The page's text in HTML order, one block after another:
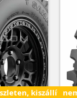
kiszállítás